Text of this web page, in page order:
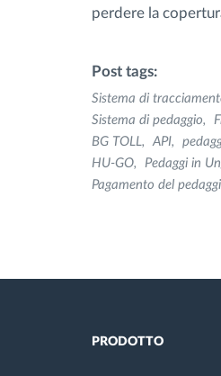
perdere la
Post tags:
Sistema di
Sistema di pedaggio
BG TOLL
API
HU-GO
Pedaggi in
Pagamento del
PRODOTTO